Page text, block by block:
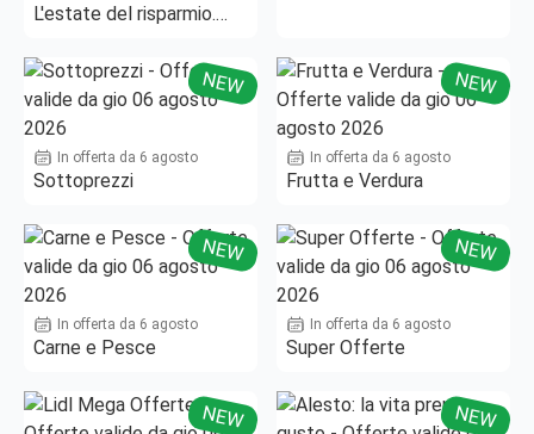
L'estate del risparmio.
NEW
In offerta da 6 agosto
Sottoprezzi
NEW
In offerta da 6 agosto
Frutta e Verdura
NEW
In offerta da 6 agosto
Carne e Pesce
NEW
In offerta da 6 agosto
Super Offerte
NEW NEW